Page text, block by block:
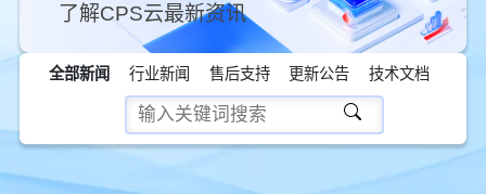
了解CPS云最新资讯
全部新闻 行业新闻 售后支持 更新公告 技术文档